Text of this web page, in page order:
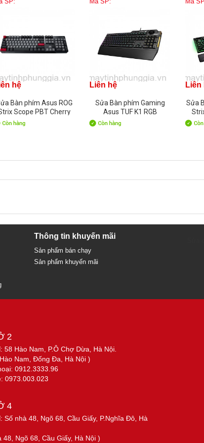
hệ
Bàn phím Asus ROG
Scope PBT Cherry
Switch Red
Liên hệ
Sửa Bàn phím Gaming
Asus TUF K1 RGB
Liên
Sửa
Thông tin khuyến mãi
Sản phẩm bán chạy
Sản phẩm khuyến mãi
2
58 Hào Nam, P.Ô Chợ Dừa, Hà Nội.
Nam, Đống Đa, Hà Nội )
0912.3333.96
0973.003.023
4
Số nhà 48, Ngõ 68, Cầu Giấy, P.Nghĩa Đô, Hà
48, Ngõ 68, Cầu Giấy, Hà Nội )